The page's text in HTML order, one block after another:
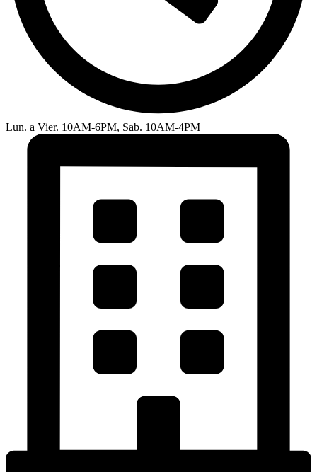
Lun. a Vier. 10AM-6PM, Sab. 10AM-4PM